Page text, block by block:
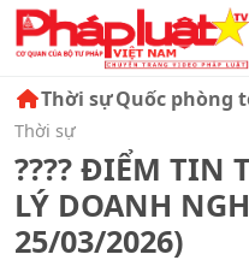
Thời sựQuốc phòng
Thời sự
???? ĐIỂM TIN
LÝ DOANH
25/03/2026)